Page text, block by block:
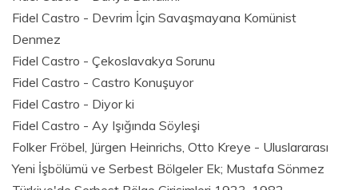
Fidel Castro - Devrim İçin Savaşmayana Komünist
Denmez
Fidel Castro - Çekoslavakya Sorunu
Fidel Castro - Castro Konuşuyor
Fidel Castro - Diyor ki
Fidel Castro - Ay Işığında Söyleşi
Folker Fröbel, Jürgen Heinrichs, Otto Kreye - Uluslararası
Yeni İşbölümü ve Serbest Bölgeler Ek; Mustafa Sönmez